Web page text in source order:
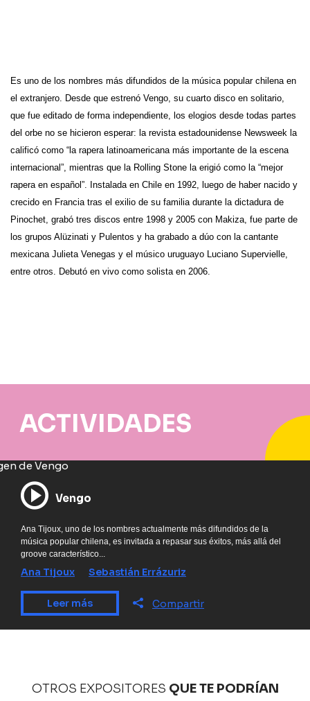
Es uno de los nombres más difundidos de la música popular chilena en
el extranjero. Desde que estrenó Vengo, su cuarto disco en solitario,
que fue editado de forma independiente, los elogios desde todas partes
del orbe no se hicieron esperar: la revista estadounidense Newsweek la
calificó como “la rapera latinoamericana más importante de la escena
internacional”, mientras que la Rolling Stone la erigió como la “mejor
rapera en español”. Instalada en Chile en 1992, luego de haber nacido y
crecido en Francia tras el exilio de su familia durante la dictadura de
Pinochet, grabó tres discos entre 1998 y 2005 con Makiza, fue parte de
los grupos Alüzinati y Pulentos y ha grabado a dúo con la cantante
mexicana Julieta Venegas y el músico uruguayo Luciano Supervielle,
entre otros. Debutó en vivo como solista en 2006.
ACTIVIDADES
Vengo
Ana Tijoux, uno de los nombres actualmente más difundidos de la
música popular chilena, es invitada a repasar sus éxitos, más allá del
groove característico...
Ana Tijoux Sebastián Errázuriz
Leer más Compartir
OTROS EXPOSITORES QUE TE PODRÍAN